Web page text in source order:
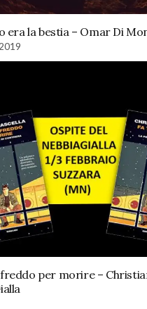
era la bestia – Omar Di
per morire –